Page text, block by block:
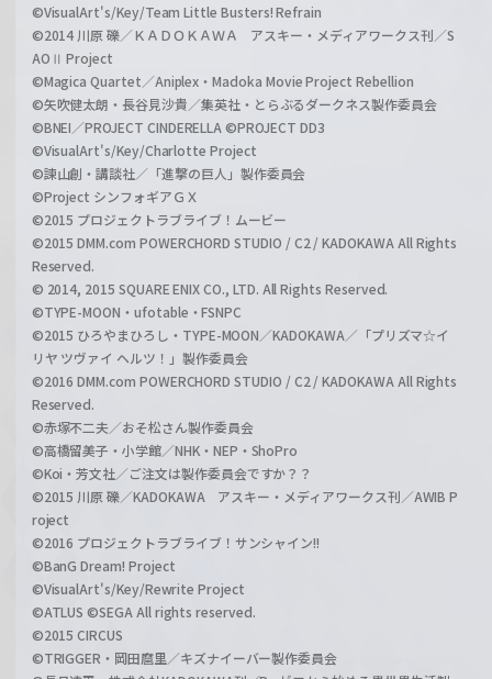
©VisualArt's/Key/Team Little Busters! Refrain
©2014 川原 礫／ＫＡＤＯＫＡＷＡ アスキー・メディアワークス刊／S
AOⅡ Project
©Magica Quartet／Aniplex・Madoka Movie Project Rebellion
©矢吹健太朗・長谷見沙貴／集英社・とらぶるダークネス製作委員会
©BNEI／PROJECT CINDERELLA ©PROJECT DD3
©VisualArt's/Key/Charlotte Project
©諫山創・講談社／「進撃の巨人」製作委員会
©Project シンフォギアＧＸ
©2015 プロジェクトラブライブ！ムービー
©2015 DMM.com POWERCHORD STUDIO / C2 / KADOKAWA All Rights
Reserved.
© 2014, 2015 SQUARE ENIX CO., LTD. All Rights Reserved.
©TYPE-MOON・ufotable・FSNPC
©2015 ひろやまひろし・TYPE-MOON／KADOKAWA／「プリズマ☆イ
リヤ ツヴァイ ヘルツ！」製作委員会
©2016 DMM.com POWERCHORD STUDIO / C2 / KADOKAWA All Rights
Reserved.
©赤塚不二夫／おそ松さん製作委員会
©高橋留美子・小学館／NHK・NEP・ShoPro
©Koi・芳文社／ご注文は製作委員会ですか？？
©2015 川原 礫／KADOKAWA アスキー・メディアワークス刊／AWIB P
roject
©2016 プロジェクトラブライブ！サンシャイン!!
©BanG Dream! Project
©VisualArt's/Key/Rewrite Project
©ATLUS ©SEGA All rights reserved.
©2015 CIRCUS
©TRIGGER・岡田麿里／キズナイーバー製作委員会